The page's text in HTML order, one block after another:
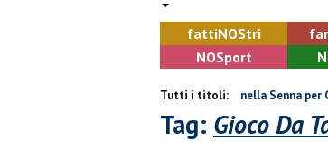
fattiNOStri
NOSport
Tutti i titoli:
Due ori nella Senna per
Tag: Gioco Da